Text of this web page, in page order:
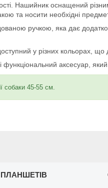
Нашийник оснащений
та носити необхідні
ручкою, яка дає
у різних кольорах,
аксесуар,
собаки 45-55 см.